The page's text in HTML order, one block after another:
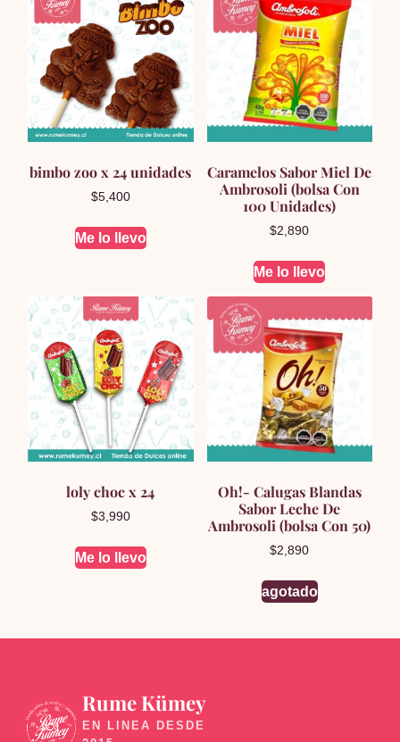
bimbo zoo x 24 unidades
$5,400
Me lo llevo
Caramelos Sabor Miel De
Ambrosoli (bolsa Con
100 Unidades)
$2,890
Me lo llevo
loly choc x 24
$3,990
Me lo llevo
Oh!- Calugas Blandas
Sabor Leche De
Ambrosoli (bolsa Con 50)
$2,890
agotado
🍬
Rume Kümey